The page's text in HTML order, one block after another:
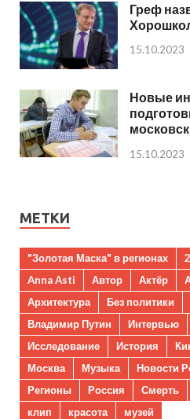
Греф
15.10.2023
Новые
15.10.2023
МЕТКИ
"Золотая Маска" в регионах
Anna Asti
Автор Актёр
Архитектура
Без политики
Владимир Путин
Интервью
Исследование
История
Москва
Музыка Новости
Регионы
Россия Смерть
клип
красота
музей